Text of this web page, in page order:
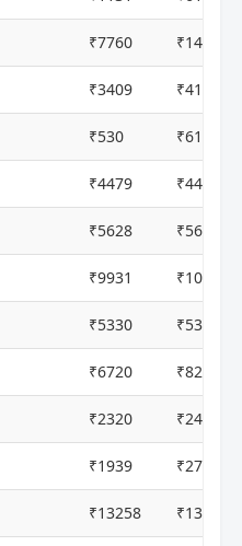
₹7760 ₹14902
₹3409 ₹4103
₹530 ₹6151
₹4479 ₹4459
₹5628 ₹5608
₹9931 ₹10800
₹5330 ₹5310
₹6720 ₹8225
₹2320 ₹2400
₹1939 ₹2765
₹13258 ₹13238